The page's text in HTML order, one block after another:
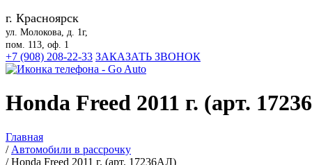
г. Красноярск
ул. Молокова, д. 1г,
пом. 113, оф. 1
+7 (908) 208-22-33 ЗАКАЗАТЬ ЗВОНОК
Honda Freed 2011 г. (арт.
Главная
/ Автомобили в рассрочку
/Honda Freed 2011 г. (арт. 17236АЛ)